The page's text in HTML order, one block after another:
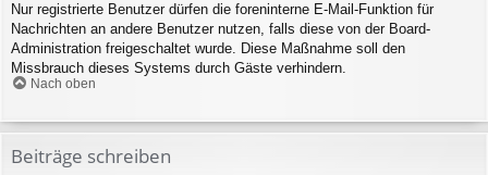
Nur registrierte Benutzer dürfen die foreninterne E-Mail-Funktion für
Nachrichten an andere Benutzer nutzen, falls diese von der Board-
Administration freigeschaltet wurde. Diese Maßnahme soll den
Missbrauch dieses Systems durch Gäste verhindern.
Nach oben
Beiträge schreiben